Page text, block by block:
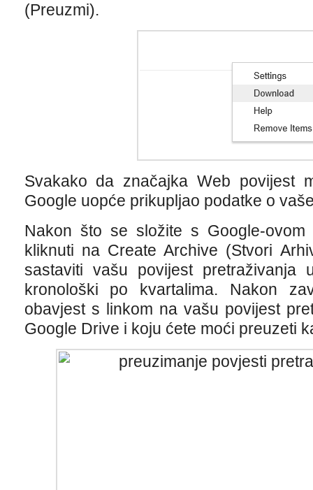
(Preuzmi).
Svakako da značajka Web povijest
Google uopće prikupljao podatke o
Nakon što se složite s Google-ovom
kliknuti na Create Archive (Stvori
sastaviti vašu povijest pretraživanja
kronološki po kvartalima. Nakon
obavjest s linkom na vašu povijest
Google Drive i koju ćete moći preuzeti